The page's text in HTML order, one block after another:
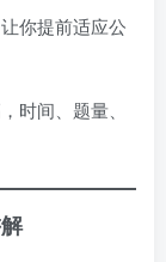
你提前适应公
时间、题量、